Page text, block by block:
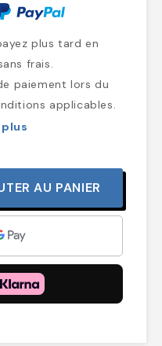
plus tard en
frais.
paiement lors du
applicables.
plus
AU PANIER